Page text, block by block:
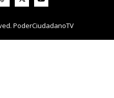
PoderCiudadanoTV